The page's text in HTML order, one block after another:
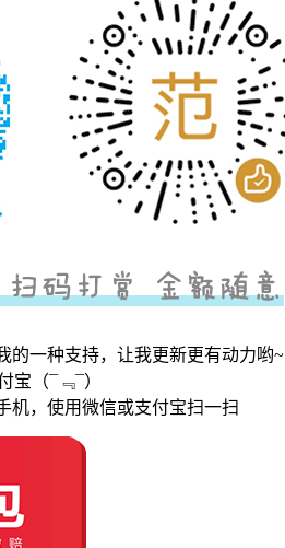
的一种支持，让我更新更有动力哟~
宝 （¯﹃¯）
，使用微信或支付宝扫一扫